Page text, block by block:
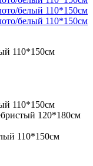
110*150см
110*150см
120*180см
110*150см